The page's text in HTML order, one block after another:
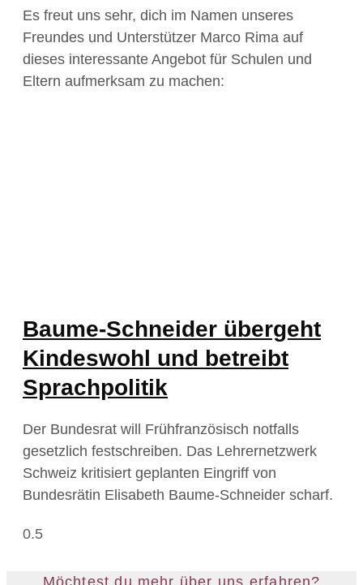
Es freut uns sehr, dich im Namen unseres
Freundes und Unterstützer Marco Rima auf
dieses interessante Angebot für Schulen und
Eltern aufmerksam zu machen:
Baume-Schneider übergeht
Kindeswohl und betreibt
Sprachpolitik
Der Bundesrat will Frühfranzösisch notfalls
gesetzlich festschreiben. Das Lehrernetzwerk
Schweiz kritisiert geplanten Eingriff von
Bundesrätin Elisabeth Baume-Schneider scharf.